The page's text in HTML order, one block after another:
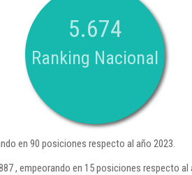
5.674
Ranking Nacional
en 90 posiciones respecto al año 2023.
, empeorando en 15 posiciones respecto al